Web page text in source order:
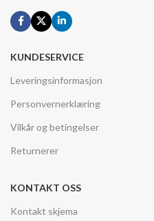
KUNDESERVICE
Leveringsinformasjon
Personvernerklæring
Vilkår og betingelser
Returnerer
KONTAKT OSS
Kontakt skjema